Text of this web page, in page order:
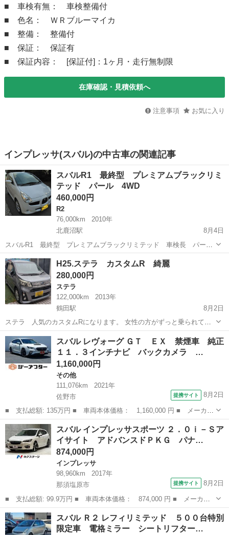
■ 車検有無： 車検整備付
■ 色名： ＷＲブルーマイカ
■ 整備： 整備付
■ 保証： 保証有
■ 保証内容： [保証付]：1ヶ月・走行無制限
在庫確認・見積依頼へ
注意事項 お気に入り
インプレッサ(スバル)の中古車の関連記事
スバルR1 最終型 プレミアムブラックリミ
テッド パール 4WD
460,000円
R2
76,000km
2010年
北鹿沼駅
8月4日
スバルR1 最終型 プレミアムブラックリミテッド 車検長 パー
ル NA 4WD 本革＆スウェードシート、革巻きステア＆シフトノ
ブ HID 状態良 内装もきれいです。プラグ交換済み。
栃木 鹿沼市
H25.ステラ カスタムR 綺麗
280,000円
ステラ
122,000km
2013年
鶴田駅
8月2日
ステラ 人気のカスタムRになります。 女性の方がずっと乗られてい
た車で内外装共に比較的綺麗な方かと思います。（主観になりますの
でかならず現車確認お願いします） 運転席側リアドアに凹みあります
がそこまで気にならないかとおもい...
栃木 宇都宮市 ステラ
スバル レヴォーグ ＧＴ ＥＸ 禁煙車 純正
１１．３インチナビ バックカメラ …
1,160,000円
その他
111,076km
2021年
佐野市
提携サイト 8月2日
■ 支払総額: 135万円 ■ 車両本体価格： 1,160,000 円 ■ メーカー
名： スバル ■ 車種名： レヴォーグ ■ グレード名： ＧＴ Ｅ
Ｘ 禁煙車 純正１１．３インチナビ バックカメラ 衝突軽減 運
転支援シス...
栃木 佐野市 その他
スバル インプレッサスポーツ ２．０ｉ－Ｓア
イサイト アドバンスドＰＫＧ パナ…
874,000円
インプレッサ
98,960km
2017年
那須塩原市
提携サイト 8月2日
■ 支払総額: 99.9万円 ■ 車両本体価格： 874,000 円 ■ メーカー
名： スバル ■ 車種名： インプレッサスポーツ ■ グレード
名： ２．０ｉ－Ｓアイサイト アドバンスドＰＫＧ パナソニック
純正８型ナビ バ...
栃木 那須塩原市
スバル Ｒ２ レフィリミテッド ５００台特別
限定車 電格ミラー シートリフター…